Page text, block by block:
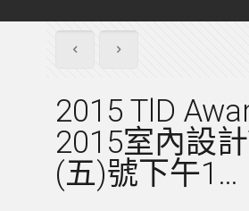
2015 TlD
2015室內設
(五)號下午1…